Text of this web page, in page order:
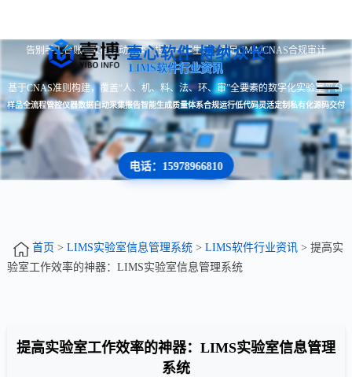
壹心软件 博纳众长
告别手工台账 · 数据自动采集 · 报告一键生成 · 满足CMA/CNAS合规审计
LIMS软件行业资讯
基于CNAS准则构建，覆盖“人、机、料、法、环、审”全要素的数字化实验室平台
样品全流程管控仪器数据自动采集报告智能生成质量体系合规运行低代码灵活定制私有化源码交付
电话：15978966810
首页 > LIMS实验室信息管理系统> LIMS软件行业资讯> 提高实
验室工作效率的神器：LIMS实验室信息管理系统
提高实验室工作效率的神器：LIMS实验室信息管理
系统